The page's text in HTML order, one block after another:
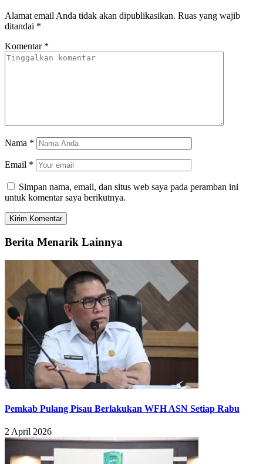
Alamat email Anda tidak akan dipublikasikan. Ruas yang wajib
ditandai *
Komentar *
Nama *
Email *
Simpan nama, email, dan situs web saya pada peramban ini
untuk komentar saya berikutnya.
Berita Menarik Lainnya
Pemkab Pulang Pisau Berlakukan WFH ASN Setiap Rabu
2 April 2026